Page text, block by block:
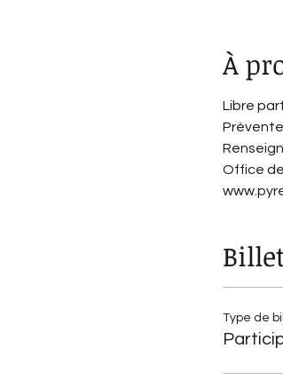
À
Libre
Office
Type de